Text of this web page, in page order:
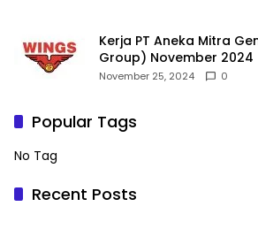
Kerja PT Aneka Mitra
Group) November 2024
November 25, 2024 0
Popular Tags
No Tag
Recent Posts